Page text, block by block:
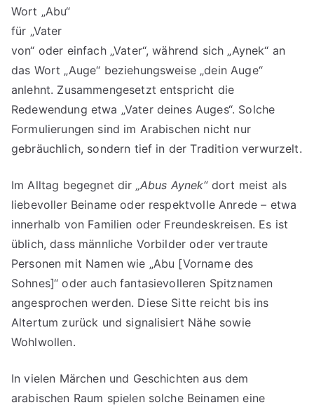
Wort „Abu“
für „Vater
von“ oder einfach „Vater“, während sich „Aynek“ an
das Wort „Auge“ beziehungsweise „dein Auge“
anlehnt. Zusammengesetzt entspricht die
Redewendung etwa „Vater deines Auges“. Solche
Formulierungen sind im Arabischen nicht nur
gebräuchlich, sondern tief in der Tradition verwurzelt.
Im Alltag begegnet dir „Abus Aynek“dort meist als
liebevoller Beiname oder respektvolle Anrede – etwa
innerhalb von Familien oder Freundeskreisen. Es ist
üblich, dass männliche Vorbilder oder vertraute
Personen mit Namen wie „Abu [Vorname des
Sohnes]“ oder auch fantasievolleren Spitznamen
angesprochen werden. Diese Sitte reicht bis ins
Altertum zurück und signalisiert Nähe sowie
Wohlwollen.
In vielen Märchen und Geschichten aus dem
arabischen Raum spielen solche Beinamen eine